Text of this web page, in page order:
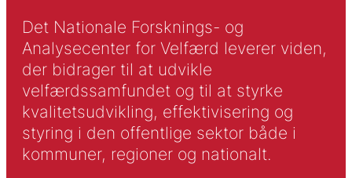
Det Nationale Forsknings- og
Analysecenter for Velfærd leverer viden,
der bidrager til at udvikle
velfærdssamfundet og til at styrke
kvalitetsudvikling, effektivisering og
styring i den offentlige sektor både i
kommuner, regioner og nationalt.